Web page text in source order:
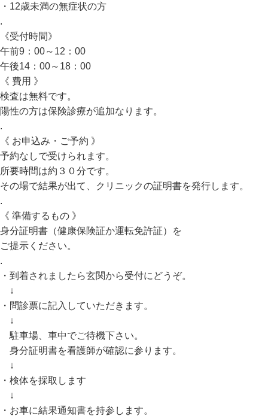
・12歳未満の無症状の方
.
《受付時間》
午前9：00～12：00
午後14：00～18：00
《 費用 》
検査は無料です。
陽性の方は保険診療が追加なります。
.
《 お申込み・ご予約 》
予約なしで受けられます。
所要時間は約３０分です。
その場で結果が出て、クリニックの証明書を発行します。
.
《 準備するもの 》
身分証明書（健康保険証か運転免許証）を
ご提示ください。
.
・到着されましたら玄関から受付にどうぞ。
↓
・問診票に記入していただきます。
↓
駐車場、車中でご待機下さい。
身分証明書を看護師が確認に参ります。
↓
・検体を採取します
↓
・お車に結果通知書を持参します。